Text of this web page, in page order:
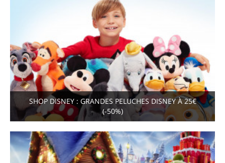
SHOP DISNEY : GRANDES PELUCHES DISNEY À 25€
(-50%)